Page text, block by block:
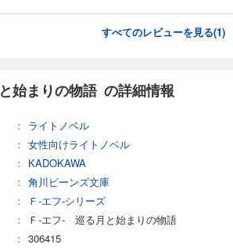
すべてのレビューを見る(1)
始まりの物語 の詳細情報
ライトノベル
女性向けライトノベル
KADOKAWA
角川ビーンズ文庫
Ｆ‐エフ‐シリーズ
Ｆ‐エフ‐ 巡る月と始まりの物語
306415